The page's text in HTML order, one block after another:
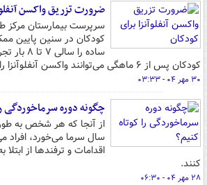
ضرورت تزریق واکسن
سرپرست بیمارستان مرکز
کودکان در سنین پایین
ساده را
کودکان پس از ۶ ماهگی می‌توانند واکسن آنفلوآنزا را دریافت‌کنند.
۳۰ مهر ۰۴ - ۰۳:۳۳
چگونه دوره سرماخوردگی
از آنجا که هر شخص به
سال سرما می‌خورد، افراد
اقدامات و ترفندها از
کنند.
۲۸ مهر ۰۴ - ۰۶:۳۰